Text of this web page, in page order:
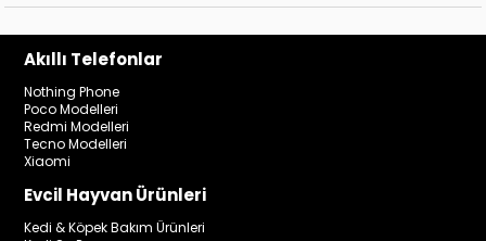
Akıllı Telefonlar
Nothing Phone
Poco Modelleri
Redmi Modelleri
Tecno Modelleri
Xiaomi
Evcil Hayvan Ürünleri
Kedi & Köpek Bakım Ürünleri